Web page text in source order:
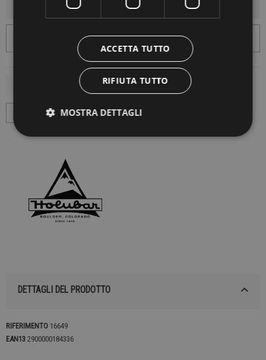
AGGIUNGI AL CARRELLO
DETTAGLI DEL PRODOTTO
RIFERIMENTO 16649
EAN13 2900000184336
ACCETTA TUTTO
RIFIUTA TUTTO
MOSTRA DETTAGLI